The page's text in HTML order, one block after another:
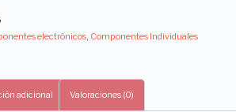
electrónicos, Componentes Individuales
adicional Valoraciones (0)